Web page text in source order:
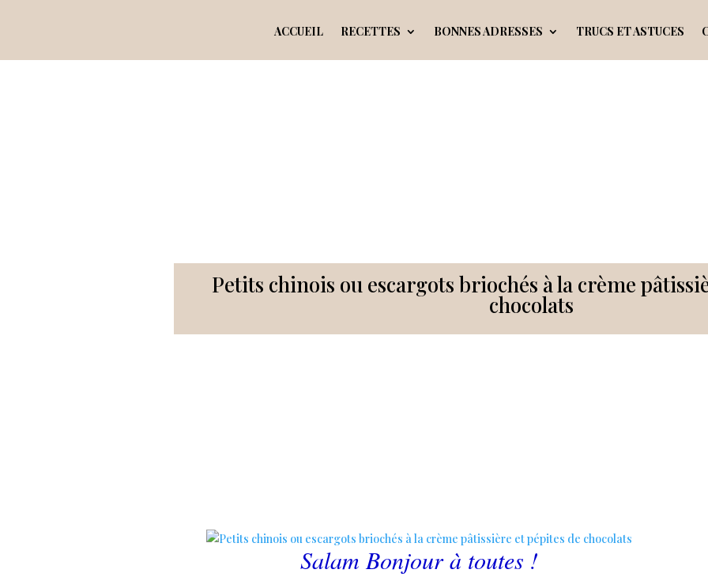
ACCUEIL RECETTES BONNES ADRESSES TRUCS ET ASTUCES
Petits chinois ou escargots briochés à la crème
chocolats
Salam Bonjour à toutes !